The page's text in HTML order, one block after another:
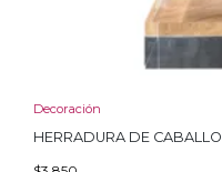
Decoración
HERRADURA DE CABALLO